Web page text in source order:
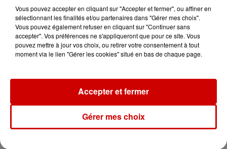
Destination Vacances - Gagnez
votre séjour en famille au cœur
de la...
Destination Vacances : inscrivez-
vous !
Vous pouvez accepter en cliquant sur "Accepter et fermer", ou affiner en
sélectionnant les finalités et/ou partenaires dans "Gérer mes choix".
Vous pouvez également refuser en cliquant sur "Continuer sans
accepter". Vos préférences ne s'appliqueront que pour ce site. Vous
pouvez mettre à jour vos choix, ou retirer votre consentement à tout
moment via le lien "Gérer les cookies" situé en bas de chaque page.
Gérer mes choix
Accepter et fermer